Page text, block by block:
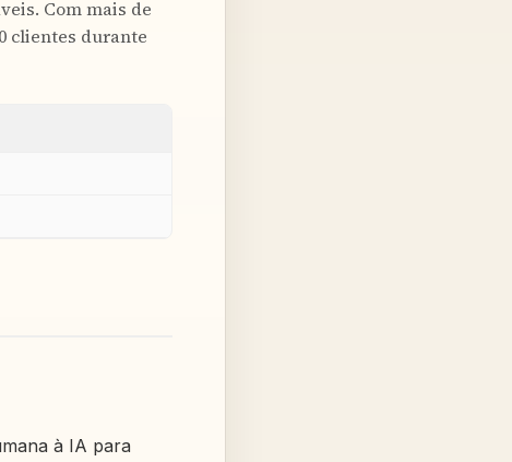
Com mais de
clientes durante
à IA para